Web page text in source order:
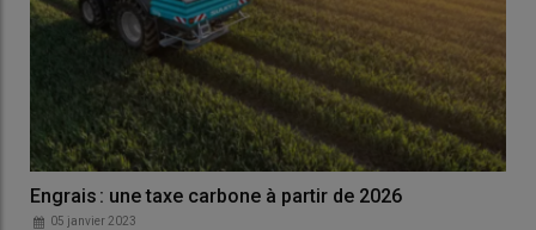
Engrais : une taxe carbone à partir de 2026
05 janvier 2023